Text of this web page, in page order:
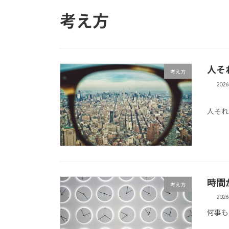
考え方
考え方 人そ
人そ
考え方 時間
何事